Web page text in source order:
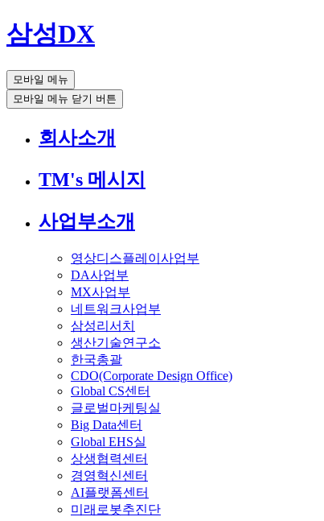
삼성DX
모바일 메뉴
모바일 메뉴 닫기 버튼
회사소개
TM's 메시지
사업부소개
영상디스플레이사업부
DA사업부
MX사업부
네트워크사업부
삼성리서치
생산기술연구소
한국총괄
CDO(Corporate Design Office)
Global CS센터
글로벌마케팅실
Big Data센터
Global EHS실
상생협력센터
경영혁신센터
AI플랫폼센터
미래로봇추진단